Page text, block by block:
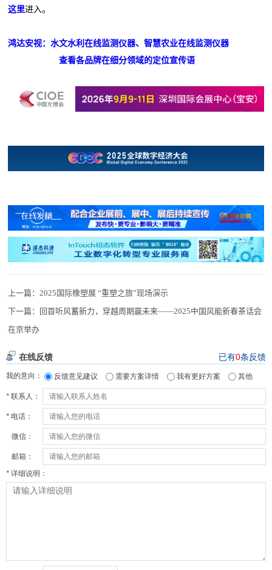
这里进入。
鸿达安视：水文水利在线监测仪器、智慧农业在线监测仪器
查看各品牌在细分领域的定位宣传语
上一篇：2025国际橡塑展 “重塑之旅”现场演示
下一篇：
回首听风蓄新力，穿越周期赢未来——2025中国风能新春茶话会
在京举办